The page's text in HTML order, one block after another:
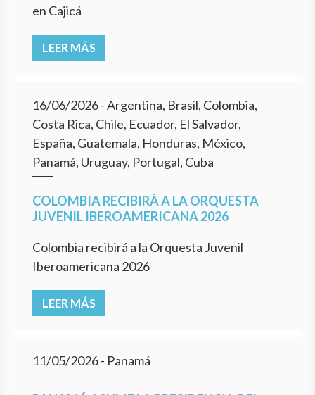
en Cajicá
LEER MÁS
16/06/2026- Argentina, Brasil, Colombia,
Costa Rica, Chile, Ecuador, El Salvador,
España, Guatemala, Honduras, México,
Panamá, Uruguay, Portugal, Cuba
COLOMBIA RECIBIRÁ A LA ORQUESTA
JUVENIL IBEROAMERICANA 2026
Colombia recibirá a la Orquesta Juvenil
Iberoamericana 2026
LEER MÁS
11/05/2026- Panamá